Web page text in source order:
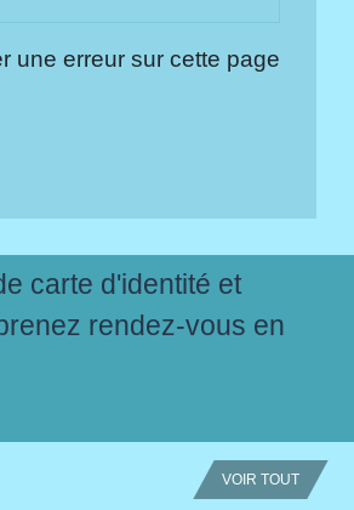
une erreur sur cette page
carte d'identité et
rendez-vous en
VOIR TOUT